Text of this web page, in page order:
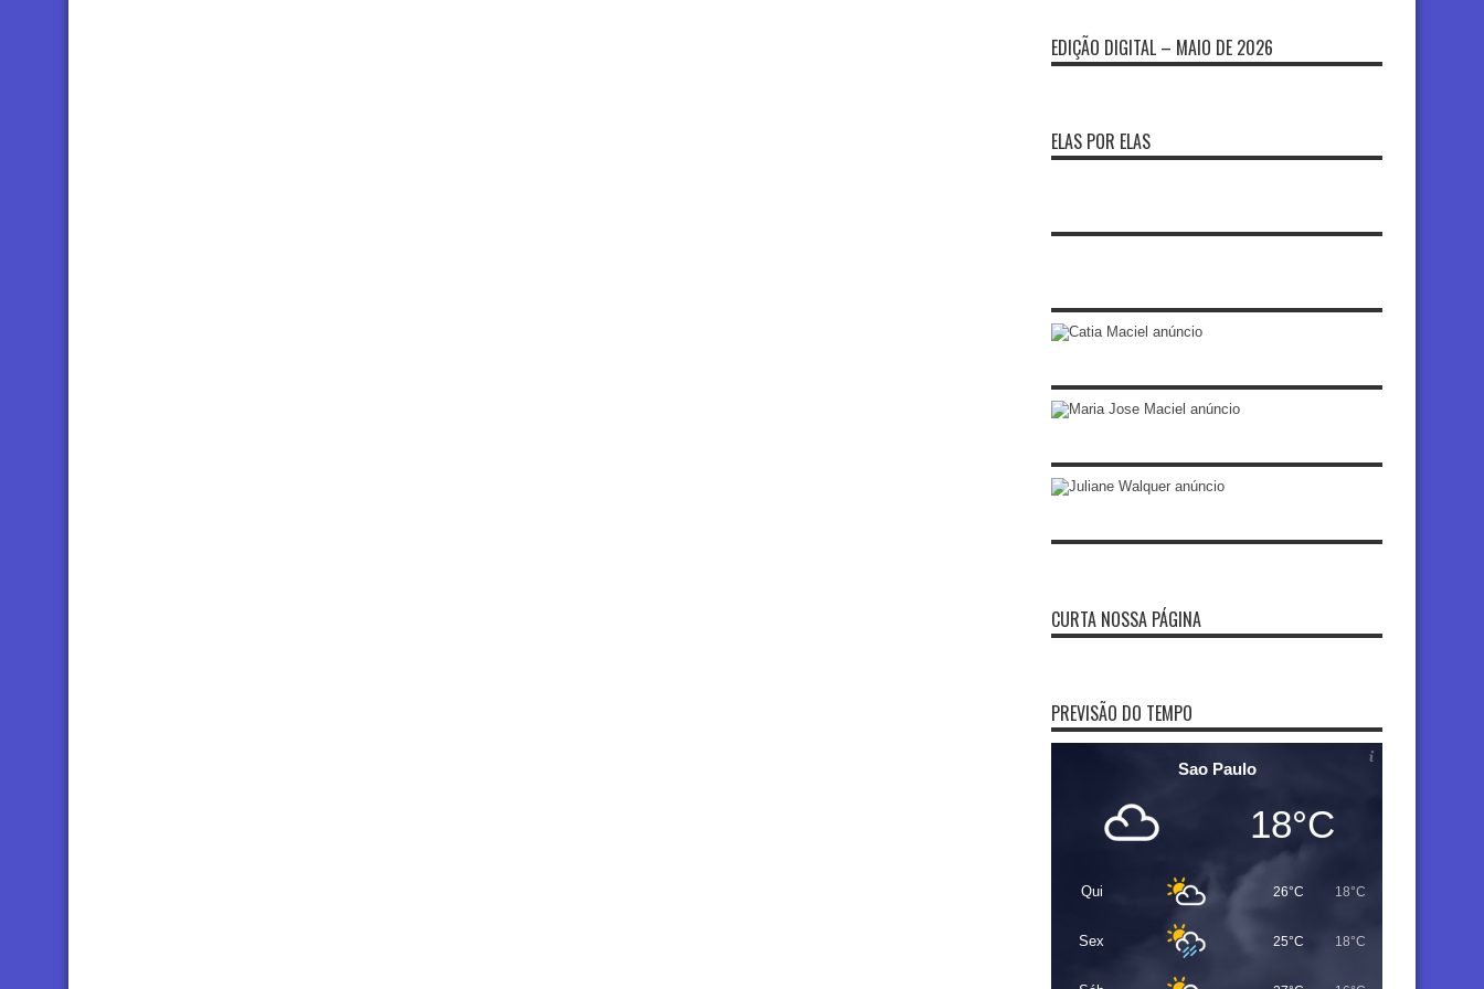
EDIÇÃO DIGITAL – MAIO DE 2026
ELAS POR ELAS
CURTA NOSSA PÁGINA
PREVISÃO DO TEMPO
Sao Paulo
18°C
Qui 26°C 18°C
Sex 25°C 18°C